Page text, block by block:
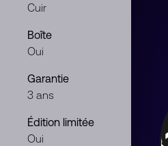
Cuir
Boîte
Oui
Garantie
3 ans
Édition limitée
Oui